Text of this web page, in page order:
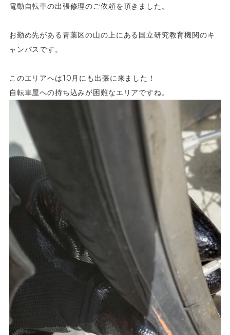
電動自転車の出張修理のご依頼を頂きました。
お勤め先がある青葉区の山の上にある国立研究教育機関のキ
ャンパスです。
このエリアへは10月にも出張に来ました！
自転車屋への持ち込みが困難なエリアですね。